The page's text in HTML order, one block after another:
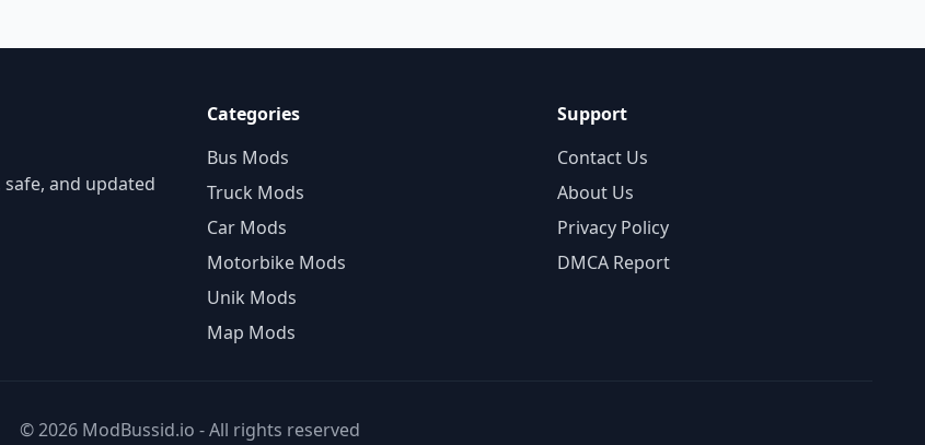
and updated
Categories
Bus Mods
Truck Mods
Car Mods
Motorbike Mods
Unik Mods
Map Mods
Support
Contact Us
About Us
Privacy Policy
DMCA Report
© 2026 ModBussid.io - All rights reserved